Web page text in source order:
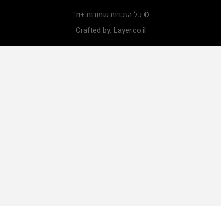
© כל הזכויות שמורות +Tri
Crafted by: Layer.co.il